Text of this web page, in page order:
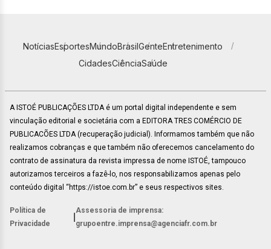
NotíciasEsportesMundoBrasilGenteEntretenimento
CidadesCiênciaSaúde
A ISTOÉ PUBLICAÇÕES LTDA é um portal digital independente e sem
vinculação editorial e societária com a EDITORA TRES COMÉRCIO DE
PUBLICACÕES LTDA (recuperação judicial). Informamos também que não
realizamos cobranças e que também não oferecemos cancelamento do
contrato de assinatura da revista impressa de nome ISTOÉ, tampouco
autorizamos terceiros a fazê-lo, nos responsabilizamos apenas pelo
conteúdo digital “https://istoe.com.br” e seus respectivos sites.
Política de
Privacidade
Assessoria de imprensa:
grupoentre.imprensa@agenciafr.com.br